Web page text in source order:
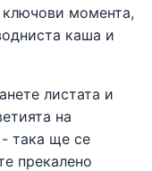
момента,
каша и
листата и
на
- така ще се
прекалено